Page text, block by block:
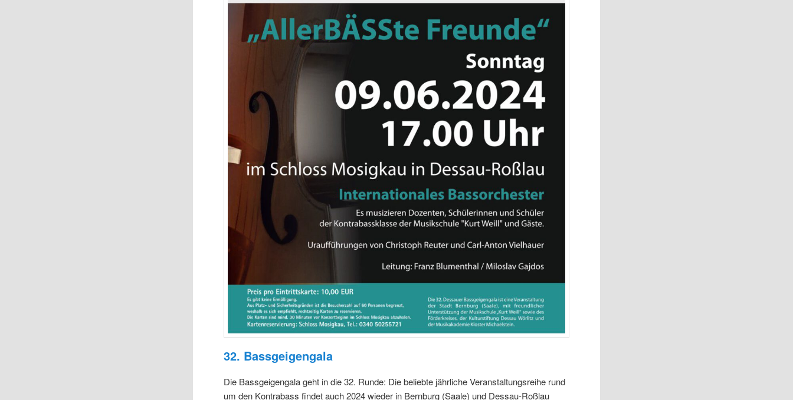
32. Bassgeigengala
Die Bassgeigengala geht in die 32. Runde: Die beliebte jährliche Veranstaltungsreihe rund
um den Kontrabass findet auch 2024 wieder in Bernburg (Saale) und Dessau-Roßlau